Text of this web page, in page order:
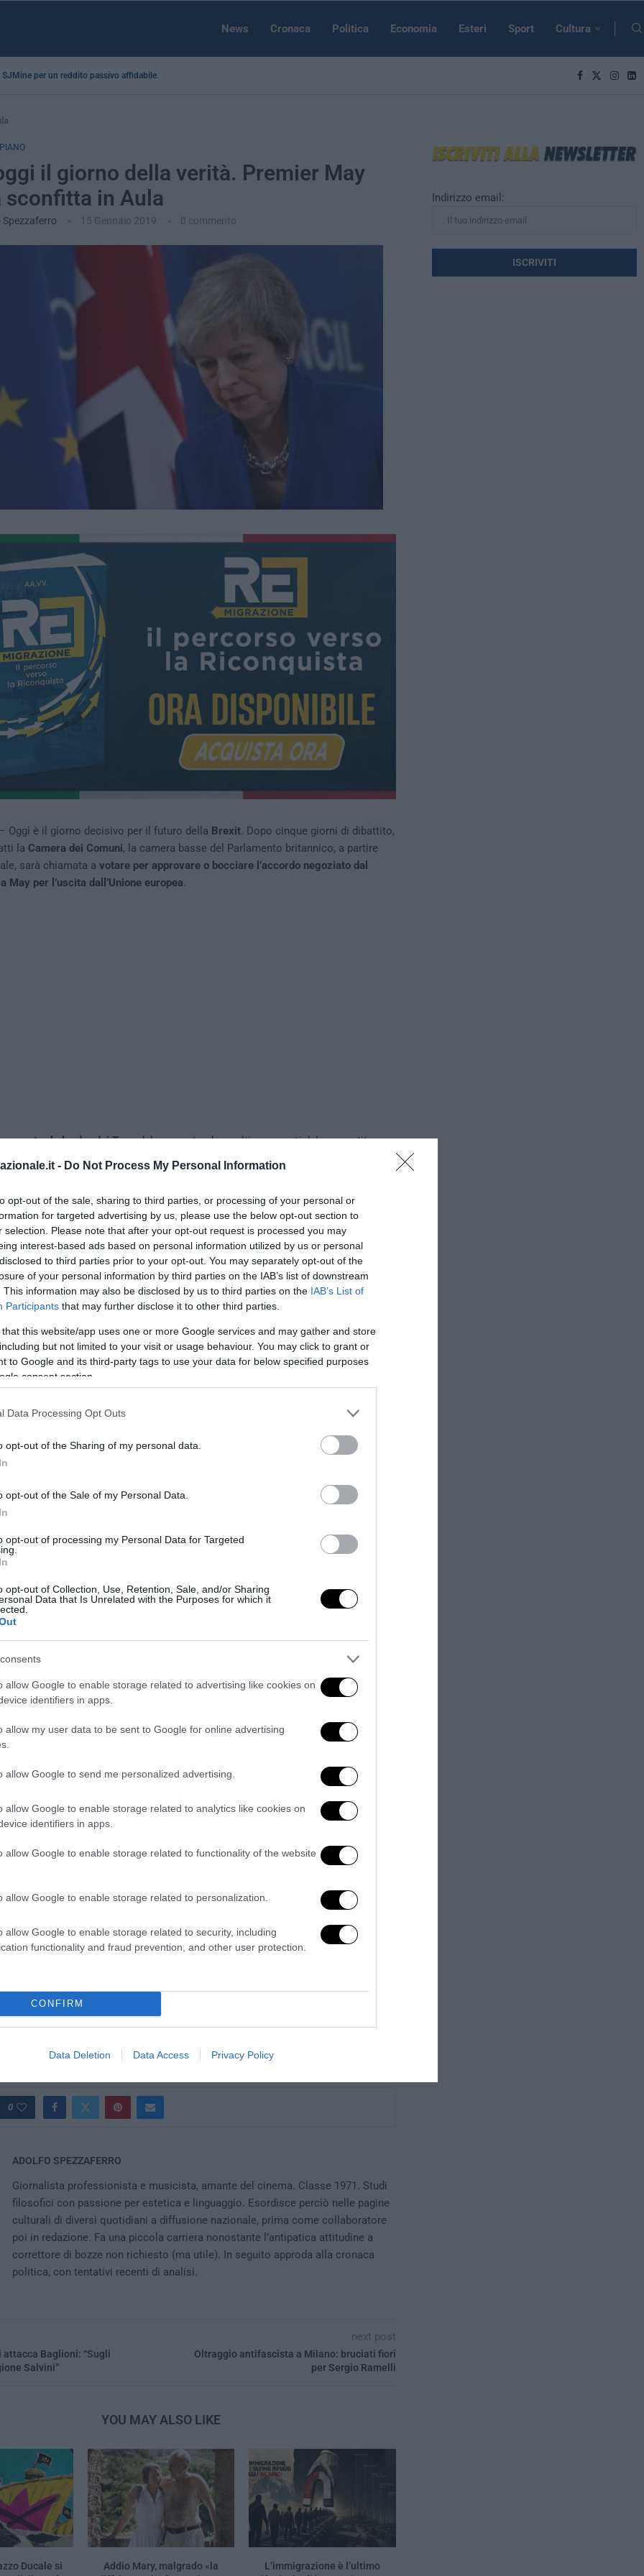
- Do Not Process My Personal Information
opt-out of the sale, sharing to third parties, or processing of your personal or
for targeted advertising by us, please use the below opt-out section to
selection. Please note that after your opt-out request is processed you may
interest-based ads based on personal information utilized by us or personal
to third parties prior to your opt-out. You may separately opt-out of the
of your personal information by third parties on the IAB’s list of downstream
This information may also be disclosed by us to third parties on the IAB’s List of
Participants that may further disclose it to other third parties.
that this website/app uses one or more Google services and may gather and store
but not limited to your visit or usage behaviour. You may click to grant or
to Google and its third-party tags to use your data for below specified purposes
consent section.
Data Processing Opt Outs
opt-out of the Sharing of my personal data.
opt-out of the Sale of my Personal Data.
opt-out of processing my Personal Data for Targeted
opt-out of Collection, Use, Retention, Sale, and/or Sharing
Data that Is Unrelated with the Purposes for which it
allow Google to enable storage related to advertising like cookies on
identifiers in apps.
allow my user data to be sent to Google for online advertising
allow Google to send me personalized advertising.
allow Google to enable storage related to analytics like cookies on
identifiers in apps.
allow Google to enable storage related to functionality of the website
allow Google to enable storage related to personalization.
allow Google to enable storage related to security, including
functionality and fraud prevention, and other user protection.
CONFIRM
Data Deletion Data Access Privacy Policy
News Cronaca Politica Economia Esteri Sport Cultura
per un reddito passivo affidabile...
il giorno della verità. Premier May
sconfitta in Aula
Spezzaferro 15 Gennaio 2019 0 commento
Oggi è il giorno decisivo per il futuro della Brexit. Dopo cinque giorni di dibattito,
la Camera dei Comuni, la camera basse del Parlamento britannico, a partire
sarà chiamata a votare per approvare o bocciare l’accordo negoziato dal
May per l’uscita dall’Unione europea.
contro la leader dei Tory, dal momento che molti esponenti del suo partito
l’intenzione di votare con l’opposizione contro l’accordo.
britannico
‘accordo potrebbe essere respinto da una
l’accordo voteranno tutti i partiti di opposizione
: i laburisti, i liberali, i verdi e gli
si aggiungeranno numerosi deputati contrari all’accordo appartenenti al
, il partito della destra nazionalista nordirlandese alleato di governo
diverse decine di parlamentari ad aver già annunciato il loro voto contrario, ma
il numero potrebbe salire ulteriormente.
sono soprattutto i sostenitori di una Brexit più dura
, per i quali l’accordo
comporterebbe un’uscita dall’Ue solo di facciata.
l’accordo raggiunto sia l’unico modo per
senza intesa con l’Ue, che avrebbe conseguenze disastrose.
probabile è che, in caso di bocciatura in Parlamento, la premier si dimetterà
dell’esecutivo britannico alTelegraph.
su qualcosa di più concreto che lottare per la stanza che rimane vuota
criticato alcuni atteggiamenti e politiche dell’Ue, per esempio sui flussi migratori
“non possono essere visti solo come un puzzle di ripartizioni”.
darsi i mezzi per essere più competitiva nell’arena globale, restando
invece che essere “ossessionata dalle procedure
0
ADOLFO SPEZZAFERRO
Giornalista professionista e musicista, amante del cinema. Classe 1971. Studi
filosofici con passione per estetica e linguaggio. Esordisce perciò nelle pagine
culturali di diversi quotidiani a diffusione nazionale, prima come collaboratore
poi in redazione. Fa una piccola carriera nonostante l’antipatica attitudine a
correttore di bozze non richiesto (ma utile). In seguito approda alla cronaca
politica, con tentativi recenti di analisi.
attacca Baglioni: “Sugli
Salvini”
next post
Oltraggio antifascista a Milano: bruciati fiori
per Sergio Ramelli
YOU MAY ALSO LIKE
Ducale si
Addio Mary, malgrado «la
L’immigrazione è l’ultimo
Indirizzo email: